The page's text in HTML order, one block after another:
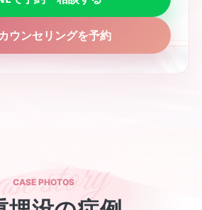
ウンセリングを予約
CASE PHOTOS